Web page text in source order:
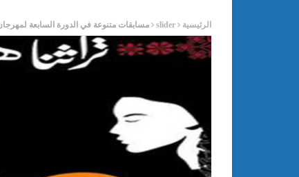
الرئيسية slider مسابقات متنوعة في الدورة السابعة